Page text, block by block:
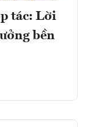
tác: Lời
bền